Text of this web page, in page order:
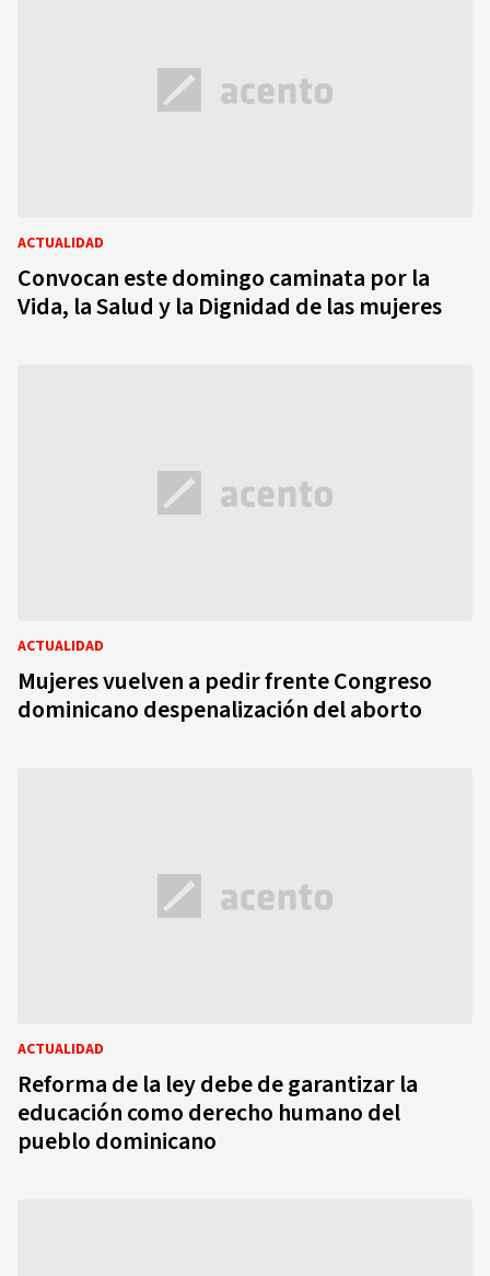
ACTUALIDAD
Convocan este domingo caminata por la
Vida, la Salud y la Dignidad de las mujeres
ACTUALIDAD
Mujeres vuelven a pedir frente Congreso
dominicano despenalización del aborto
ACTUALIDAD
Reforma de la ley debe de garantizar la
educación como derecho humano del
pueblo dominicano